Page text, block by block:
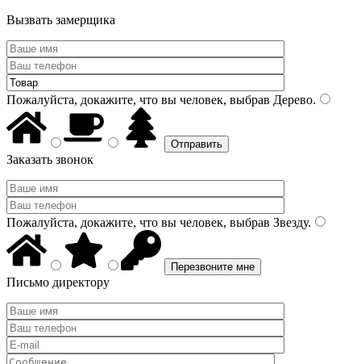
Вызвать замерщика
Пожалуйста, докажите, что вы человек, выбрав Дерево.
Заказать звонок
Пожалуйста, докажите, что вы человек, выбрав Звезду.
Письмо директору